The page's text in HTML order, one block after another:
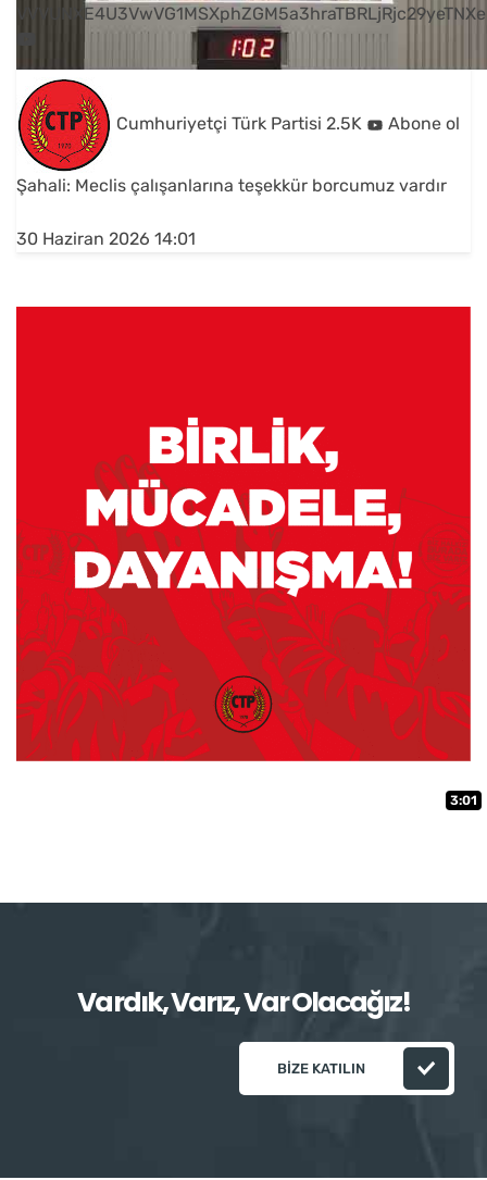
3:01
Cumhuriyetçi Türk Partisi 2.5K Abone ol
Şahali: Meclis çalışanlarına teşekkür borcumuz vardır
30 Haziran 2026 14:01
Vardık, Varız, Var Olacağız!
BIZE KATILIN